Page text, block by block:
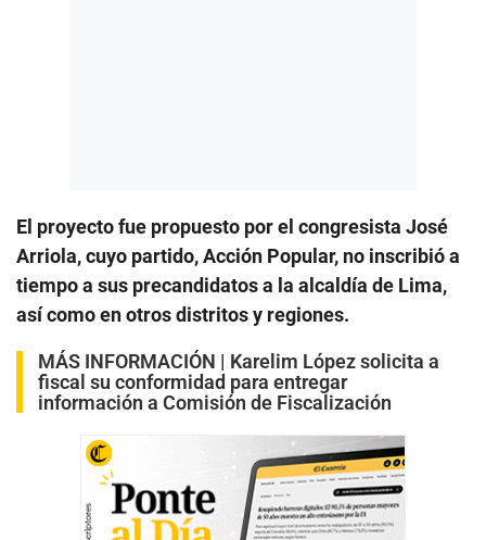
El proyecto fue propuesto por el congresista José
Arriola, cuyo partido, Acción Popular, no inscribió a
tiempo a sus precandidatos a la alcaldía de Lima,
así como en otros distritos y regiones.
MÁS INFORMACIÓN | Karelim López solicita a
fiscal su conformidad para entregar
información a Comisión de Fiscalización